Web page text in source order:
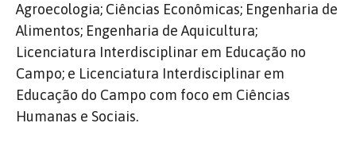
Agroecologia; Ciências Econômicas; Engenharia de
Alimentos; Engenharia de Aquicultura;
Licenciatura Interdisciplinar em Educação no
Campo; e Licenciatura Interdisciplinar em
Educação do Campo com foco em Ciências
Humanas e Sociais.